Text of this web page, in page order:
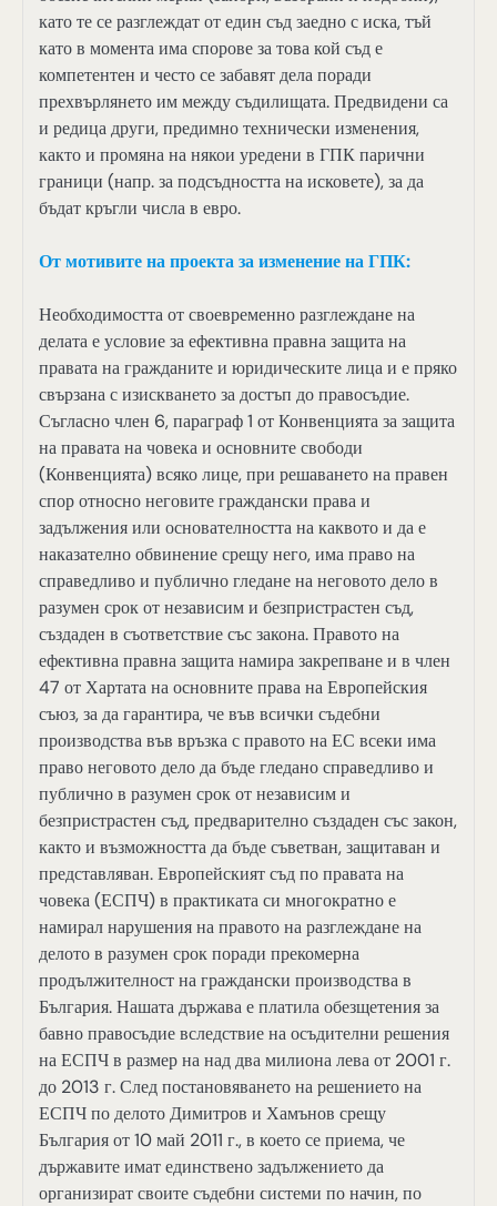
като те се разглеждат от един съд заедно с иска, тъй
като в момента има спорове за това кой съд е
компетентен и често се забавят дела поради
прехвърлянето им между съдилищата. Предвидени са
и редица други, предимно технически изменения,
както и промяна на някои уредени в ГПК парични
граници (напр. за подсъдността на исковете), за да
бъдат кръгли числа в евро.
От мотивите на проекта за изменение на ГПК:
Необходимостта от своевременно разглеждане на
делата е условие за ефективна правна защита на
правата на гражданите и юридическите лица и е пряко
свързана с изискването за достъп до правосъдие.
Съгласно член 6, параграф 1 от Конвенцията за защита
на правата на човека и основните свободи
(Конвенцията) всяко лице, при решаването на правен
спор относно неговите граждански права и
задължения или основателността на каквото и да е
наказателно обвинение срещу него, има право на
справедливо и публично гледане на неговото дело в
разумен срок от независим и безпристрастен съд,
създаден в съответствие със закона. Правото на
ефективна правна защита намира закрепване и в член
47 от Хартата на основните права на Европейския
съюз, за да гарантира, че във всички съдебни
производства във връзка с правото на ЕС всеки има
право неговото дело да бъде гледано справедливо и
публично в разумен срок от независим и
безпристрастен съд, предварително създаден със закон,
както и възможността да бъде съветван, защитаван и
представляван. Европейският съд по правата на
човека (ЕСПЧ) в практиката си многократно е
намирал нарушения на правото на разглеждане на
делото в разумен срок поради прекомерна
продължителност на граждански производства в
България. Нашата държава е платила обезщетения за
бавно правосъдие вследствие на осъдителни решения
на ЕСПЧ в размер на над два милиона лева от 2001 г.
до 2013 г. След постановяването на решението на
ЕСПЧ по делото Димитров и Хамънов срещу
България от 10 май 2011 г., в което се приема, че
държавите имат единствено задължението да
организират своите съдебни системи по начин, по